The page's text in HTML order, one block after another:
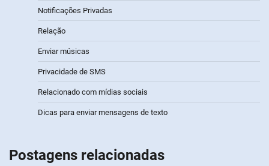
Notificações Privadas
Relação
Enviar músicas
Privacidade de SMS
Relacionado com mídias sociais
Dicas para enviar mensagens de texto
Postagens relacionadas